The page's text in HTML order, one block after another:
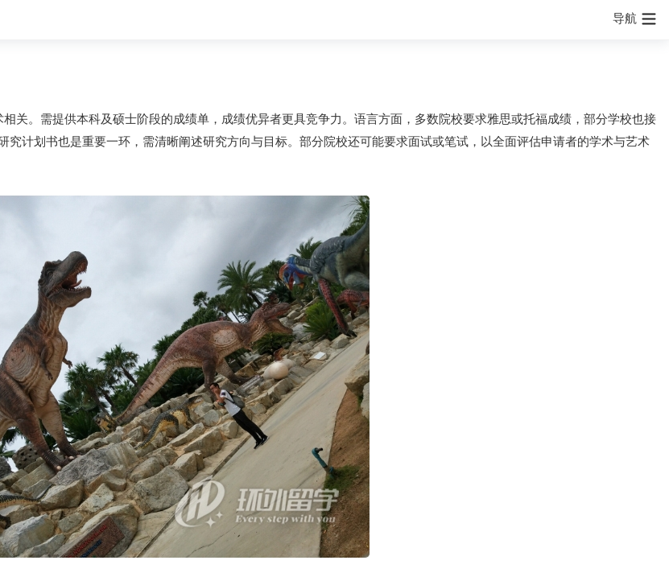
导航
关。需提供本科及硕士阶段的成绩单，成绩优异者更具竞争力。语言方面，多数院校要求雅思或托福成绩，部分学校也接
计划书也是重要一环，需清晰阐述研究方向与目标。部分院校还可能要求面试或笔试，以全面评估申请者的学术与艺术